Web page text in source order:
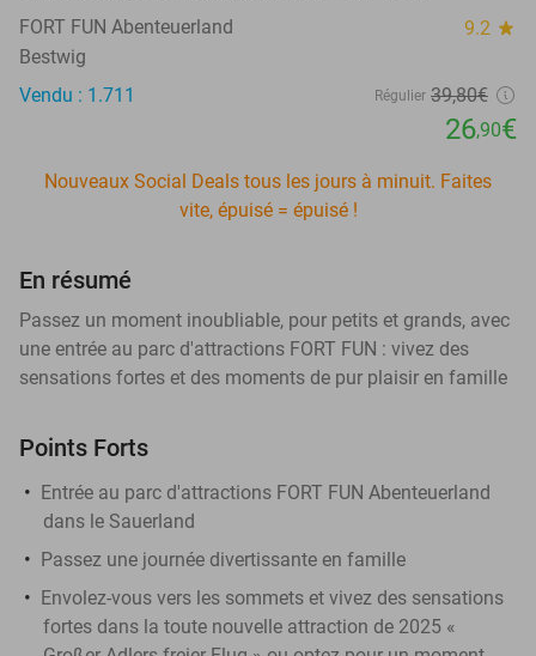
FORT FUN Abenteuerland 9.2 star
Bestwig
Vendu : 1.711
Régulier 39,80€
26,90€
Nouveaux Social Deals tous les jours à minuit. Faites
vite, épuisé = épuisé !
En résumé
Passez un moment inoubliable, pour petits et grands, avec
une entrée au parc d'attractions FORT FUN : vivez des
sensations fortes et des moments de pur plaisir en famille
Points Forts
Entrée au parc d'attractions FORT FUN Abenteuerland
dans le Sauerland
Passez une journée divertissante en famille
Envolez-vous vers les sommets et vivez des sensations
fortes dans la toute nouvelle attraction de 2025 «